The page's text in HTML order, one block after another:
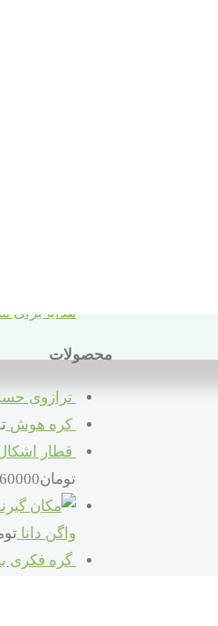
هدایا برای
محصولات
ترازوی
کره هوش
قطار
تومان
واگن دانا
گره فکری